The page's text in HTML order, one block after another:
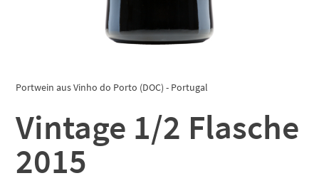
Portwein aus Vinho do Porto (DOC) - Portugal
Vintage 1/2 Flasche
2015